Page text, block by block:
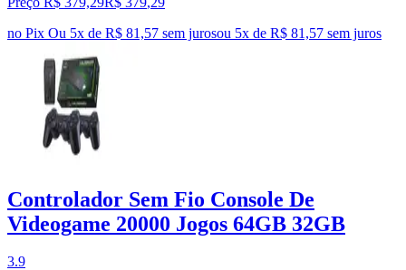
no Pix Ou 5x de R$ 81,57 sem jurosou 5x de R$ 81,57 sem juros
Controlador Sem Fio Console De
Videogame 20000 Jogos 64GB 32GB
3.9